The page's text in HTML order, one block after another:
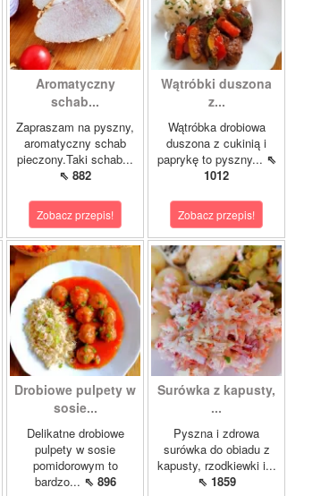
Aromatyczny
schab...
Zapraszam na pyszny,
aromatyczny schab
pieczony.Taki schab...
⇖ 882
Zobacz przepis!
Wątróbki duszona
z...
Wątróbka drobiowa
duszona z cukinią i
paprykę to pyszny... ⇖
1012
Zobacz przepis!
Drobiowe pulpety w
sosie...
Delikatne drobiowe
pulpety w sosie
pomidorowym to
bardzo... ⇖ 896
Surówka z kapusty,
...
Pyszna i zdrowa
surówka do obiadu z
kapusty, rzodkiewki i...
⇖ 1859